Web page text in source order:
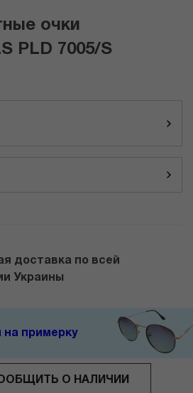
очки
PLD 7005/S
О НАЛИЧИИ
доставка по всей
Украины
примерку